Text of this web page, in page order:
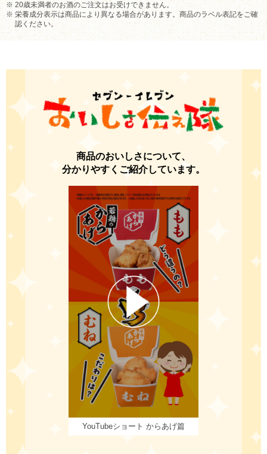
20歳未満者のお酒のご注文はお受けできません。
栄養成分表示は商品により異なる場合があります。商品のラベル表記をご確
認ください。
商品のおいしさについて、
分かりやすくご紹介しています。
YouTubeショート からあげ篇